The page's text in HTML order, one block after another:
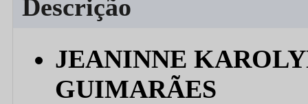
Descrição
JEANINNE
GUIMARÃES